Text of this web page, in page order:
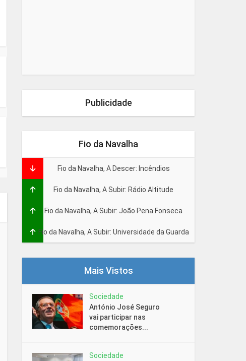
Publicidade
Fio da Navalha
Fio da Navalha, A Descer: Incêndios
Fio da Navalha, A Subir: Rádio Altitude
Fio da Navalha, A Subir: João Pena Fonseca
Fio da Navalha, A Subir: Universidade da Guarda
Mais Vistos
Sociedade
António José Seguro
vai participar nas
comemorações...
Sociedade